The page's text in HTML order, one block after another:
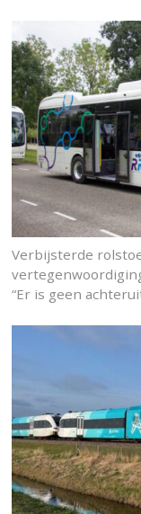
Verbijsterde
“Er is geen